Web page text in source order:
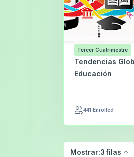
Tercer Cuatrimestre
Tendencias
Educación
441 Enrolled
Mostrar:3 filas